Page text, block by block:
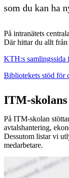
som du kan ha
På intranätets
Där hittar du allt
KTH:s samlingssida
Bibliotekets stöd för
ITM-
På ITM-skolan
avtalshantering,
Dessutom listar vi
medarbetare.